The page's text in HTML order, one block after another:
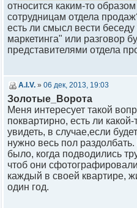
относится каким-то
сотрудницам отдела
есть ли смысл вести беседу
маркетинга" или разговор
представителями отдела
A.I.V. » 06 дек, 2013, 19:03
Золотые_Ворота
Меня интересует такой
поквартирно, есть ли
увидеть, в случае,если
нужно весь пол
было, когда подводились
чтоб они
каждый в своей квартире,
один год.